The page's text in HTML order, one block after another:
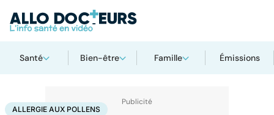
Santé Bien-être Famille Émissions
AccueilSantéAllergie aux pollens
ALLERGIE AUX POLLENS